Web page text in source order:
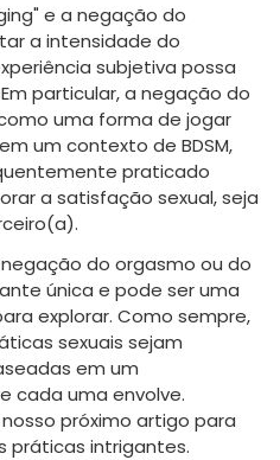
e a negação do
a intensidade do
subjetiva possa
particular, a negação do
uma forma de jogar
um contexto de BDSM,
praticado
a satisfação sexual, seja
do orgasmo ou do
única e pode ser uma
explorar. Como sempre,
sexuais sejam
em um
cada uma envolve.
próximo artigo para
práticas intrigantes.